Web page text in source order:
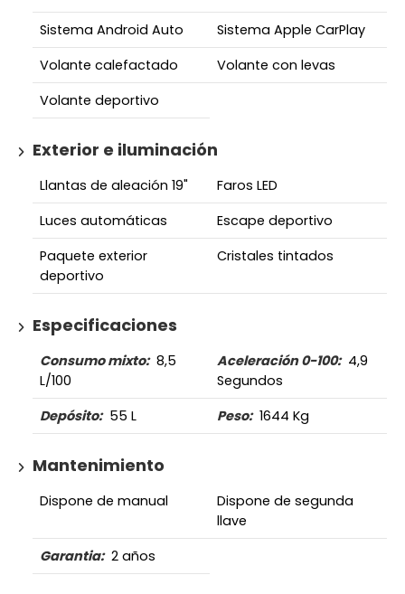
Sistema Android Auto
Sistema Apple CarPlay
Volante calefactado
Volante con levas
Volante deportivo
Exterior e iluminación
Llantas de aleación 19"
Faros LED
Luces automáticas
Escape deportivo
Paquete exterior
deportivo
Cristales tintados
Especificaciones
Consumo mixto: 8,5
L/100
Aceleración 0-100: 4,9
Segundos
Depósito: 55 L Peso: 1644 Kg
Mantenimiento
Dispone de manual
Dispone de segunda
llave
Garantia: 2 años